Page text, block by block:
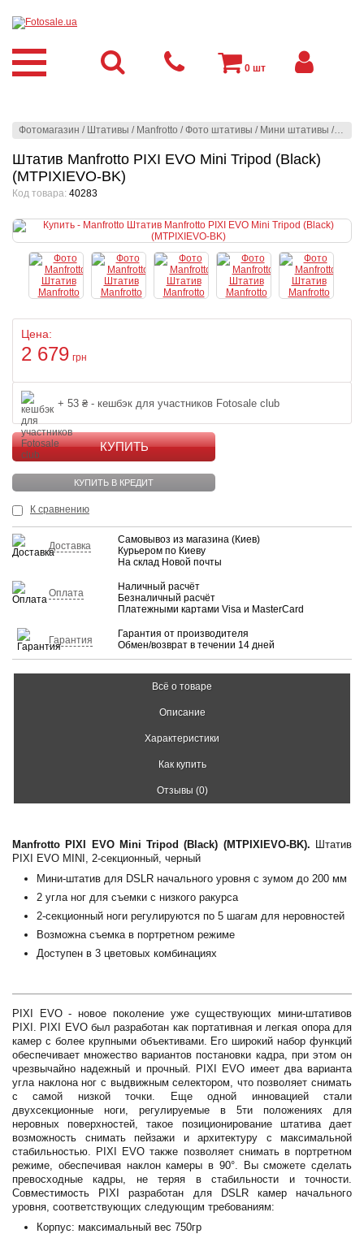
Фотомагазин / Штативы / Manfrotto /Фото штативы / Мини штативы /
Штатив Manfrotto PIXI EVO Mini Tripod (Black)
(MTPIXIEVO-BK)
Код товара: 40283
Цена:
2 679 грн
+ 53 ₴ - кешбэк для участников Fotosale club
КУПИТЬ
КУПИТЬ В КРЕДИТ
К сравнению
Доставка
Самовывоз из магазина (Киев)
Курьером по Киеву
На склад Новой почты
Оплата
Наличный расчёт
Безналичный расчёт
Платежными картами Visa и MasterCard
Гарантия
Гарантия от производителя
Обмен/возврат в течении 14 дней
Всё о товаре
Описание
Характеристики
Как купить
Отзывы (0)
Manfrotto PIXI EVO Mini Tripod (Black) (MTPIXIEVO-BK). Штатив
PIXI EVO MINI, 2-секционный, черный
Мини-штатив для DSLR начального уровня с зумом до 200 мм
2 угла ног для съемки с низкого ракурса
2-секционный ноги регулируются по 5 шагам для неровностей
Возможна съемка в портретном режиме
Доступен в 3 цветовых комбинациях
PIXI EVO - новое поколение уже существующих мини-штативов
PIXI. PIXI EVO был разработан как портативная и легкая опора для
камер с более крупными объективами. Его широкий набор функций
обеспечивает множество вариантов постановки кадра, при этом он
чрезвычайно надежный и прочный. PIXI EVO имеет два варианта
угла наклона ног с выдвижным селектором, что позволяет снимать
с самой низкой точки. Еще одной инновацией стали
двухсекционные ноги, регулируемые в 5ти положениях для
неровных поверхностей, такое позиционирование штатива дает
возможность снимать пейзажи и архитектуру с максимальной
стабильностью. PIXI EVO также позволяет снимать в портретном
режиме, обеспечивая наклон камеры в 90°. Вы сможете сделать
превосходные кадры, не теряя в стабильности и точности.
Совместимость PIXI разработан для DSLR камер начального
уровня, соответствующих следующим требованиям:
Корпус: максимальный вес 750гр
0 шт